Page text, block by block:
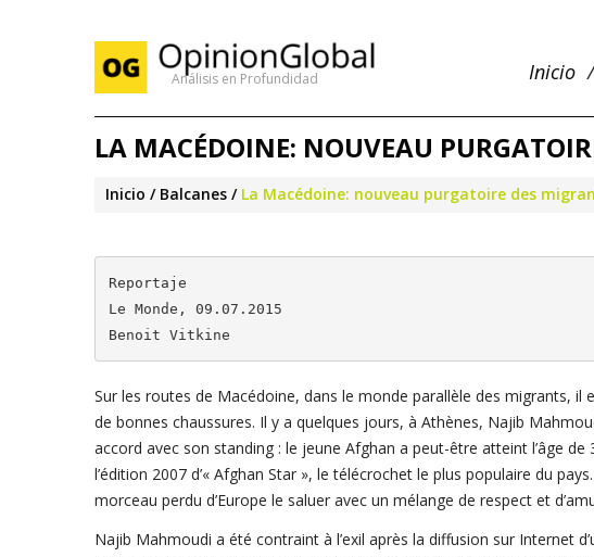
Análisis en Profundidad Inicio
LA MACÉDOINE: NOUVEAU
Inicio Balcanes La Macédoine: nouveau purgatoire des
Reportaje
Le Monde, 09.07.2015
Benoit Vitkine
Sur les routes de Macédoine, dans le monde parallèle des migrants, il
de bonnes chaussures. Il y a quelques jours, à Athènes, Najib
accord avec son standing : le jeune Afghan a peut-être atteint l’âge
l’édition 2007 d’« Afghan Star », le télécrochet le plus populaire du
morceau perdu d’Europe le saluer avec un mélange de respect et
Najib Mahmoudi a été contraint à l’exil après la diffusion sur Internet